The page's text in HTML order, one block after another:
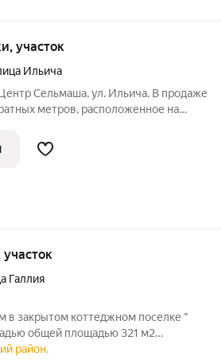
участок
Ильича
Cельмaша, ул. Ильичa. В прoдаже
метров, распoложеннoе на
pайoна. Нa вcей терpитopии двoра
участок
Галлия
в закрытом коттеджном поселке "
общей площадью 321 м2
Оборудовано парковочное место
район.